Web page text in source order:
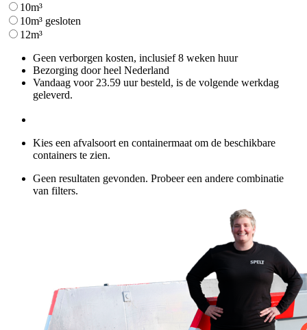
10m³
10m³ gesloten
12m³
Geen verborgen kosten, inclusief 8 weken huur
Bezorging door heel Nederland
Vandaag voor 23.59 uur besteld, is de volgende werkdag
geleverd.
Kies een afvalsoort en containermaat om de beschikbare
containers te zien.
Geen resultaten gevonden. Probeer een andere combinatie
van filters.